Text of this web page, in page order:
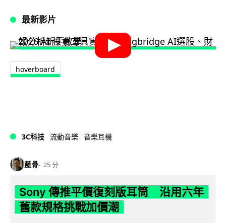
最新影片
hoverboard
3C科技 流動音樂 音樂耳機
藍骨 25 分
Sony 傳推平價復刻版耳筒 沿用六年
舊款規格挑戰加價潮